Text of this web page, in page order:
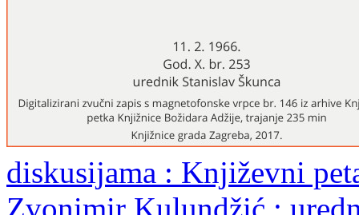
diskusijama : Književni